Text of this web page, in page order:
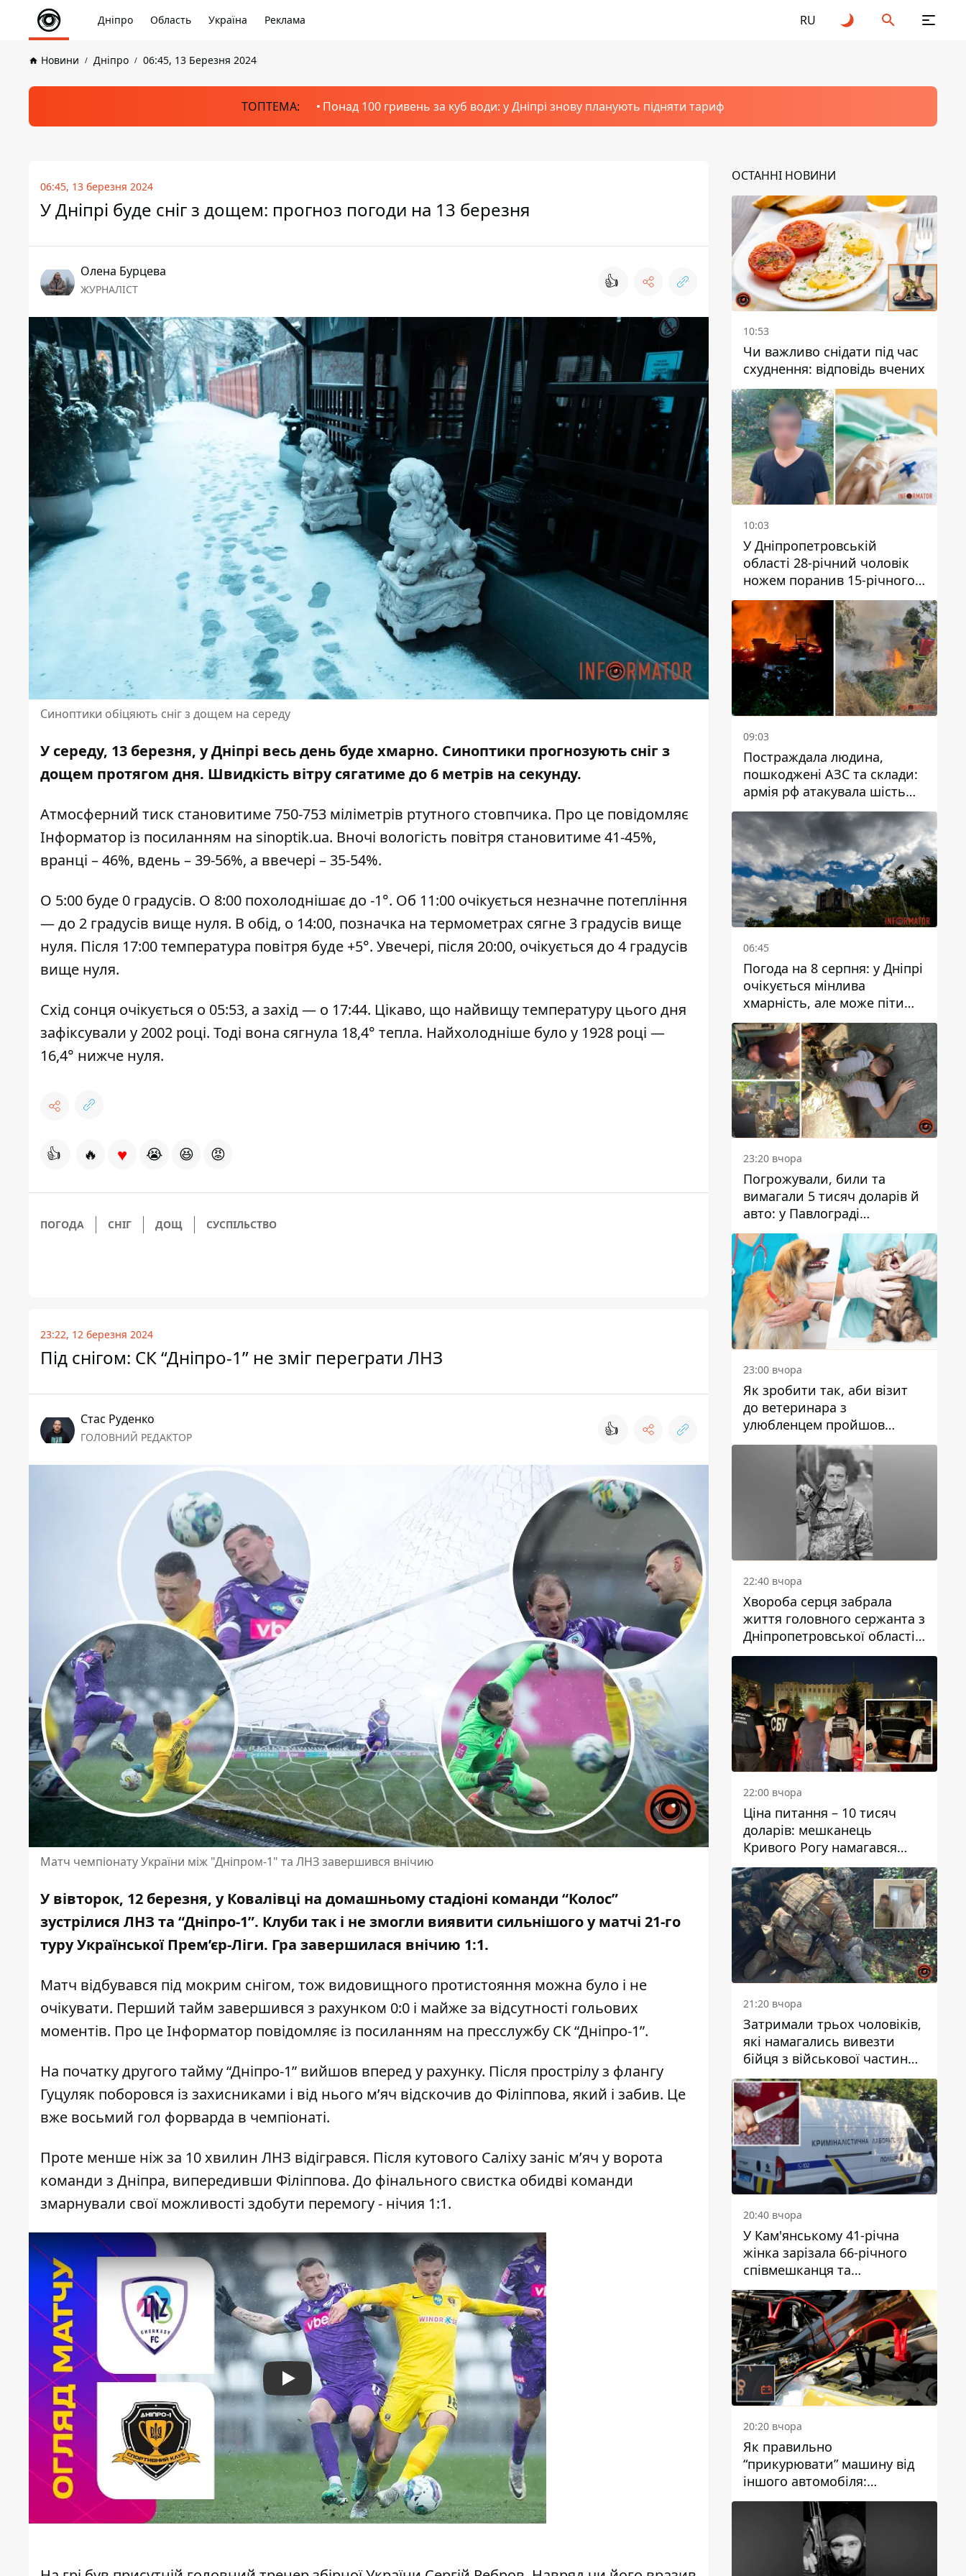
Дніпро Область Україна Реклама RU
Новини Дніпро 06:45, 13 Березня 2024
ТОПТЕМА: Понад 100 гривень за куб води: у Дніпрі знову планують підняти тариф
06:45, 13 березня 2024
У Дніпрі буде сніг з дощем: прогноз погоди на 13 березня
Олена Бурцева
ЖУРНАЛІСТ 👍
Синоптики обіцяють сніг з дощем на середу
У середу, 13 березня, у Дніпрі весь день буде хмарно. Синоптики прогнозують сніг з
дощем протягом дня. Швидкість вітру сягатиме до 6 метрів на секунду.
Атмосферний тиск становитиме 750-753 міліметрів ртутного стовпчика. Про це повідомляє
Інформатор із посиланням на sinoptik.ua. Вночі вологість повітря становитиме 41-45%,
вранці – 46%, вдень – 39-56%, а ввечері – 35-54%.
О 5:00 буде 0 градусів. О 8:00 похолоднішає до -1°. Об 11:00 очікується незначне потепління
— до 2 градусів вище нуля. В обід, о 14:00, позначка на термометрах сягне 3 градусів вище
нуля. Після 17:00 температура повітря буде +5°. Увечері, після 20:00, очікується до 4 градусів
вище нуля.
Схід сонця очікується о 05:53, а захід — о 17:44. Цікаво, що найвищу температуру цього дня
зафіксували у 2002 році. Тоді вона сягнула 18,4° тепла. Найхолодніше було у 1928 році —
16,4° нижче нуля.
👍 🔥 ♥ 😭 😆 😡
ПОГОДА СНІГ ДОЩ СУСПІЛЬСТВО
23:22, 12 березня 2024
Під снігом: СК “Дніпро-1” не зміг переграти ЛНЗ
Стас Руденко
ГОЛОВНИЙ РЕДАКТОР 👍
Матч чемпіонату України між "Дніпром-1" та ЛНЗ завершився внічию
У вівторок, 12 березня, у Ковалівці на домашньому стадіоні команди “Колос”
зустрілися ЛНЗ та “Дніпро-1”. Клуби так і не змогли виявити сильнішого у матчі 21-го
туру Української Прем’єр-Ліги. Гра завершилася внічию 1:1.
Матч відбувався під мокрим снігом, тож видовищного протистояння можна було і не
очікувати. Перший тайм завершився з рахунком 0:0 і майже за відсутності гольових
моментів. Про це Інформатор повідомляє із посиланням на пресслужбу СК “Дніпро-1”.
На початку другого тайму “Дніпро-1” вийшов вперед у рахунку. Після прострілу з флангу
Гуцуляк поборовся із захисниками і від нього м’яч відскочив до Філіппова, який і забив. Це
вже восьмий гол форварда в чемпіонаті.
Проте менше ніж за 10 хвилин ЛНЗ відігрався. Після кутового Саліху заніс м’яч у ворота
команди з Дніпра, випередивши Філіппова. До фінального свистка обидві команди
змарнували свої можливості здобути перемогу - нічия 1:1.
Play
ОСТАННІ НОВИНИ
10:53
Чи важливо снідати під час
схуднення: відповідь вчених
10:03
У Дніпропетровській
області 28-річний чоловік
ножем поранив 15-річного
хлопця
09:03
Постраждала людина,
пошкоджені АЗС та склади:
армія рф атакувала шість
районів Дніпропетровської
області
06:45
Погода на 8 серпня: у Дніпрі
очікується мінлива
хмарність, але може піти
дощ
23:20 вчора
Погрожували, били та
вимагали 5 тисяч доларів й
авто: у Павлограді
затримали двох чоловіків
23:00 вчора
Як зробити так, аби візит
до ветеринара з
улюбленцем пройшов
спокійно: прості поради
22:40 вчора
Хвороба серця забрала
життя головного сержанта з
Дніпропетровської області
Юрія Свистуна
22:00 вчора
Ціна питання – 10 тисяч
доларів: мешканець
Кривого Рогу намагався
переправити чоловіка до
Словаччини
21:20 вчора
Затримали трьох чоловіків,
які намагались вивезти
бійця з військової частини
до Дніпра за 7 тисяч
доларів: серед них був лікар
20:40 вчора
У Кам'янському 41-річна
жінка зарізала 66-річного
співмешканця та
намагалась обманути
поліцейських
20:20 вчора
Як правильно
“прикурювати” машину від
іншого автомобіля:
інструкція для водіїв